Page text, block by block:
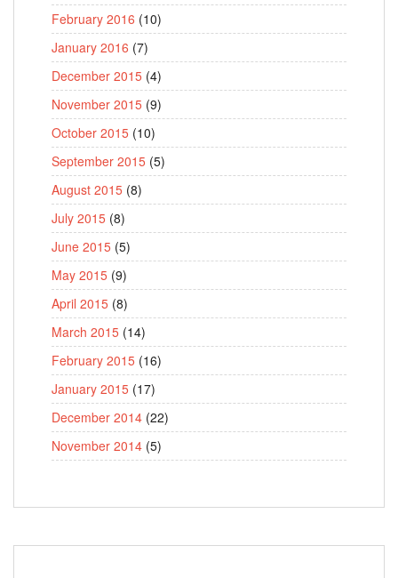
February 2016 (10)
January 2016 (7)
December 2015 (4)
November 2015 (9)
October 2015 (10)
September 2015 (5)
August 2015 (8)
July 2015 (8)
June 2015 (5)
May 2015 (9)
April 2015 (8)
March 2015 (14)
February 2015 (16)
January 2015 (17)
December 2014 (22)
November 2014 (5)